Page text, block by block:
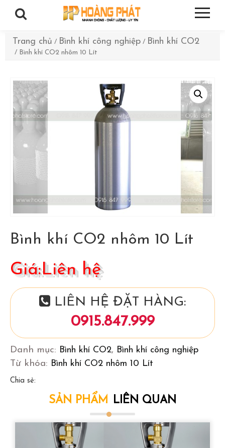
Trang chủ / Bình khí công nghiệp / Bình khí CO2
/ Bình khí CO2 nhôm 10 Lít
Bình khí CO2 nhôm 10 Lít
Giá:Liên hệ
LIÊN HỆ ĐẶT HÀNG:
0915.847.999
Danh mục: Bình khí CO2, Bình khí công nghiệp
Từ khóa: Bình khí CO2 nhôm 10 Lít
Chia sẻ:
SẢN PHẨM LIÊN QUAN